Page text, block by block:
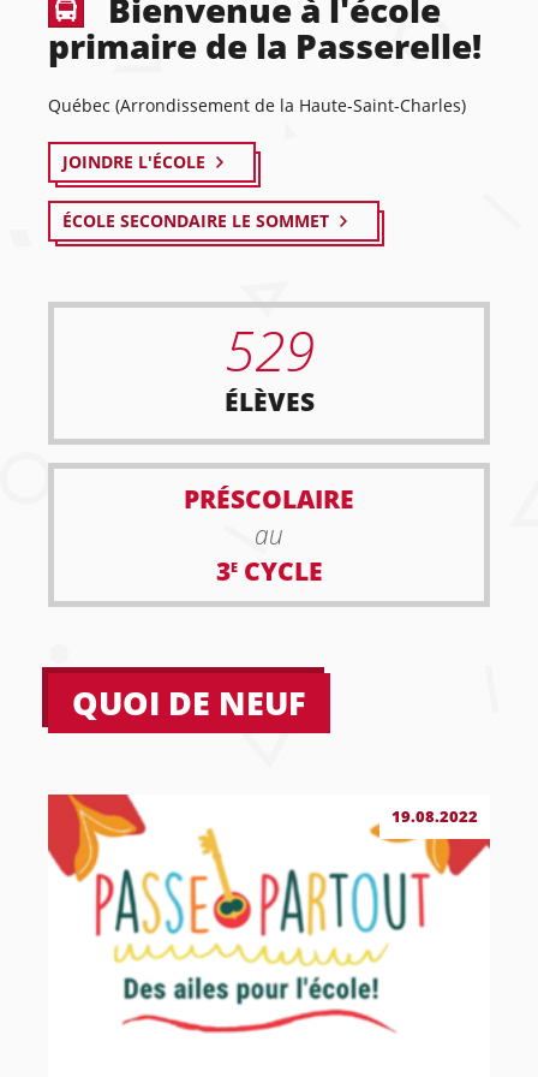
Bienvenue à l'école
primaire de la Passerelle!
Québec (Arrondissement de la Haute-Saint-Charles)
JOINDRE L'ÉCOLE
ÉCOLE SECONDAIRE LE SOMMET
529
ÉLÈVES
PRÉSCOLAIRE
au
3ECYCLE
QUOI DE NEUF
19.08.2022